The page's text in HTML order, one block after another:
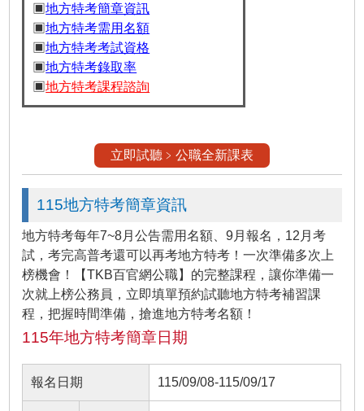
▣地方特考簡章資訊
▣地方特考需用名額
▣地方特考考試資格
▣地方特考錄取率
▣地方特考課程諮詢
立即試聽﹥公職全新課表
115地方特考簡章資訊
地方特考每年7~8月公告需用名額、9月報名，12月考
試，考完高普考還可以再考地方特考！一次準備多次上
榜機會！【TKB百官網公職】的完整課程，讓你準備一
次就上榜公務員，立即填單預約試聽地方特考補習課
程，把握時間準備，搶進地方特考名額！
115年地方特考簡章日期
報名日期 115/09/08-115/09/17